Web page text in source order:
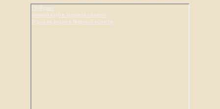
В Избушке
Конный клуб в Тверской области
Отдых на ферме в Тверской области